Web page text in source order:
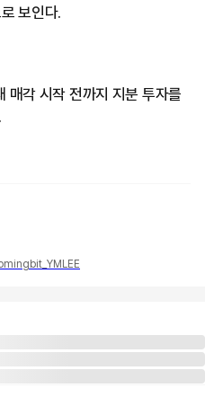
보인다.
각 시작 전까지 지분 투자를